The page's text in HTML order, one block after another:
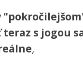
teraz s jogou
,